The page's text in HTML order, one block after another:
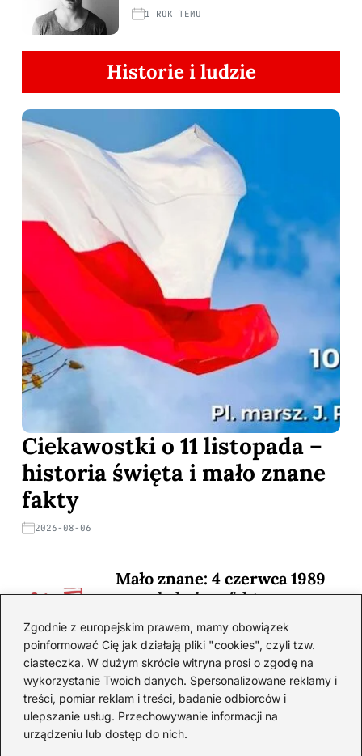
Zgodnie z europejskim prawem, mamy obowiązek
poinformować Cię jak działają pliki "cookies", czyli tzw.
ciasteczka. W dużym skrócie witryna prosi o zgodę na
wykorzystanie Twoich danych. Spersonalizowane reklamy i
treści, pomiar reklam i treści, badanie odbiorców i
ulepszanie usług. Przechowywanie informacji na
urządzeniu lub dostęp do nich.
1 ROK TEMU
Historie i ludzie
Ciekawostki o 11 listopada –
historia święta i mało znane
fakty
2026-08-06
Mało znane: 4 czerwca 1989
— zaskakujące fakty
2026-08-03
Ciekawostki o 1. wojnie
światowej — mało znane
fakty i historie
2026-08-02
Zaskakujące ciekawostki o